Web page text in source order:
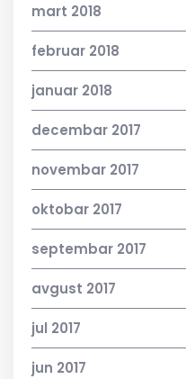
mart 2018
februar 2018
januar 2018
decembar 2017
novembar 2017
oktobar 2017
septembar 2017
avgust 2017
jul 2017
jun 2017